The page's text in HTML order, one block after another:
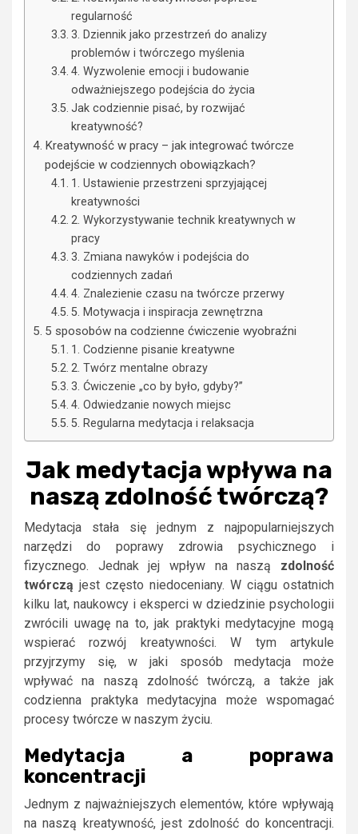
regularność
3. Dziennik jako przestrzeń do analizy
problemów i twórczego myślenia
4. Wyzwolenie emocji i budowanie
odważniejszego podejścia do życia
Jak codziennie pisać, by rozwijać
kreatywność?
Kreatywność w pracy – jak integrować twórcze
podejście w codziennych obowiązkach?
1. Ustawienie przestrzeni sprzyjającej
kreatywności
2. Wykorzystywanie technik kreatywnych w
pracy
3. Zmiana nawyków i podejścia do
codziennych zadań
4. Znalezienie czasu na twórcze przerwy
5. Motywacja i inspiracja zewnętrzna
5 sposobów na codzienne ćwiczenie wyobraźni
1. Codzienne pisanie kreatywne
2. Twórz mentalne obrazy
3. Ćwiczenie „co by było, gdyby?”
4. Odwiedzanie nowych miejsc
5. Regularna medytacja i relaksacja
Jak medytacja wpływa na
naszą zdolność twórczą?
Medytacja stała się jednym z najpopularniejszych
narzędzi do poprawy zdrowia psychicznego i
fizycznego. Jednak jej wpływ na naszą zdolność
twórczą jest często niedoceniany. W ciągu ostatnich
kilku lat, naukowcy i eksperci w dziedzinie psychologii
zwrócili uwagę na to, jak praktyki medytacyjne mogą
wspierać rozwój kreatywności. W tym artykule
przyjrzymy się, w jaki sposób medytacja może
wpływać na naszą zdolność twórczą, a także jak
codzienna praktyka medytacyjna może wspomagać
procesy twórcze w naszym życiu.
Medytacja a poprawa
koncentracji
Jednym z najważniejszych elementów, które wpływają
na naszą kreatywność, jest zdolność do koncentracji.